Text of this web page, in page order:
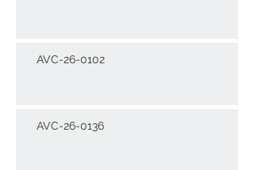
AVC-26-0102
AVC-26-0136